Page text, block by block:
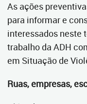
As ações
para informar e
interessados neste
trabalho da ADH
em Situação de
Ruas, empresas,